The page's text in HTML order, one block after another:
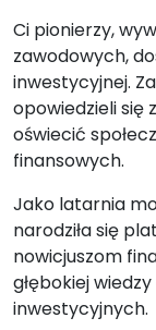
Ci pionierzy,
zawodowych,
inwestycyjnej.
opowiedzieli się
oświecić
finansowych.
Jako latarnia
narodziła się
nowicjuszom
głębokiej
inwestycyjnych.